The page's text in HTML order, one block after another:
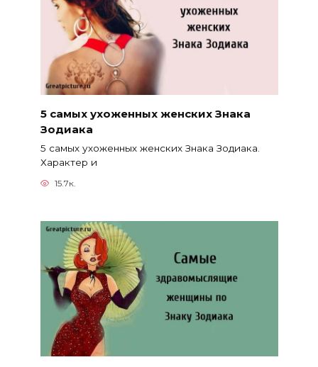
5 самых ухоженных женских Знака
Зодиака
5 самых ухоженных женских Знака Зодиака.
Характер и
15.7к.